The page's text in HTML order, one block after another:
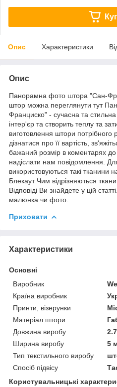
Опис Характеристики
Опис
Панорамна фото штора "Сан-
штор можна переглянути тут
Франциско" - сучасна та
інтер'єр та створить теплу та
виготовлення штори потрібного
дізнатися про її вартість,
бажаний розмір в коментарях
надіслати нам повідомлення.
використовуються такі тканини
Блекаут Чим відрізняються
Відповіді Ви знайдете у цій
малюнка чи фото.
Приховати
Характеристики
Основні
Виробник
Країна виробник
Принти, візерунки
Матеріал штори
Довжина виробу
Ширина виробу
5
Тип текстильного виробу
Спосіб підвісу
Користувальницькі